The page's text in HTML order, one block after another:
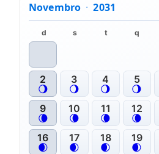
Novembro · 2031
d s t q
2
🌖
3
🌖
4
🌖
5
🌖
9
🌘
10
🌘
11
🌘
12
🌘
16
🌒
17
🌒
18
🌒
19
🌒